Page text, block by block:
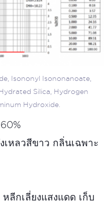
Isononyl Isononanoate,
Silica, Hydrogen
Hydroxide.
หลวสีขาว กลิ่นเฉพาะ
ลีกเลี่ยงแสงแดด เก็บ